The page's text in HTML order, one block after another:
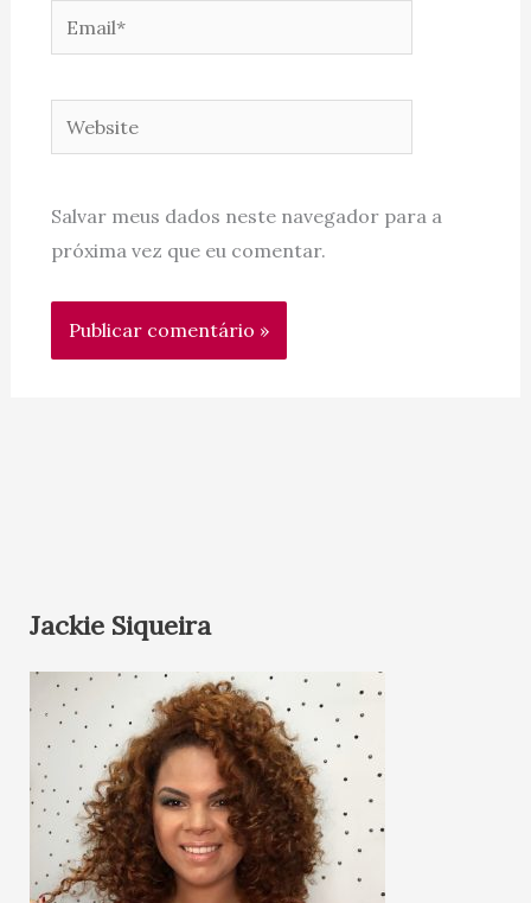
Website
Salvar meus dados neste navegador para a
próxima vez que eu comentar.
Jackie Siqueira